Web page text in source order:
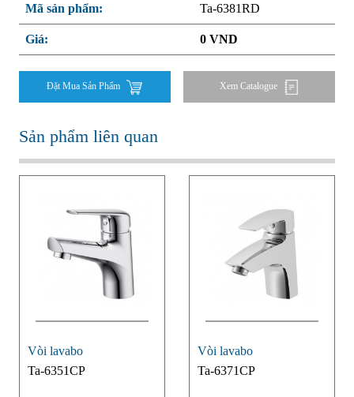
Mã sản phẩm: Ta-6381RD
Giá: 0 VND
Đặt Mua Sản Phẩm Xem Catalogue
Sản phẩm liên quan
Vòi lavabo
Ta-6351CP
Vòi lavabo
Ta-6371CP